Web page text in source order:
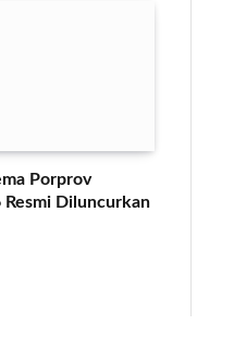
Porprov
Resmi Diluncurkan